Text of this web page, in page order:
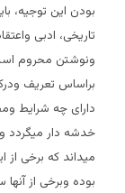
بودن این توجیه،
ونوشتن محروم
براساس تعریف
دارای چه شرایط
خدشه دار میگردد
میداند که برخی از
بوده وبرخی از